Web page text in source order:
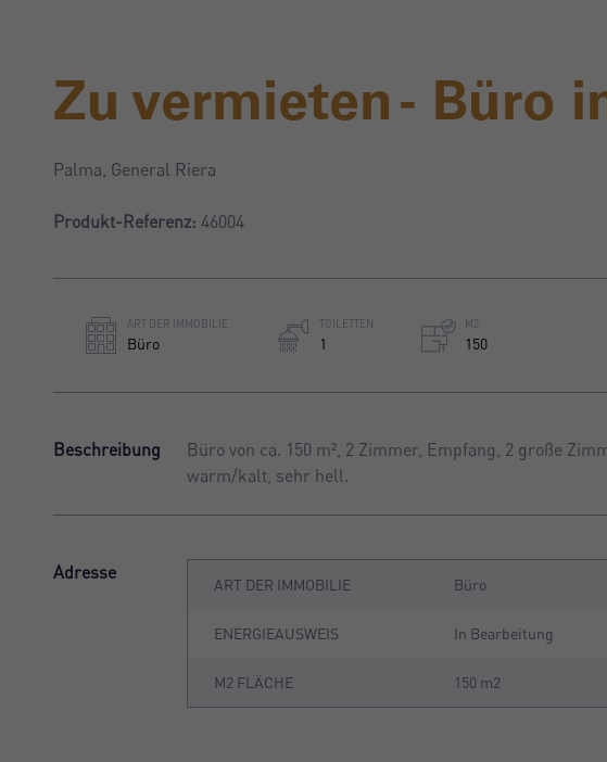
Zu vermieten - Büro
Palma, General Riera
Produkt-Referenz: 46004
ART DER IMMOBILIE
Büro
TOILETTEN
1
M2
150
Beschreibung
Büro von ca. 150 m², 2 Zimmer, Empfang, 2 große
warm/kalt, sehr hell.
Adresse
ART DER IMMOBILIE Büro
ENERGIEAUSWEIS In Bearbeitung
M2 FLÄCHE 150 m2